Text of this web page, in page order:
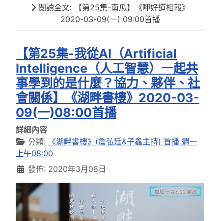
閱讀全文: 【第25集-南瓜】《呷好道相報》
2020-03-09(一) 09:00首播
【第25集-我從AI（Artificial
Intelligence（人工智慧）一起共
事學到的是什麼？協力、夥伴、社
會關係】《湖畔書樓》2020-03-
09(一)08:00首播
詳細內容
分類:
《湖畔書樓》(詹弘廷&子鑫主持) 首播 週一
上午08:00
發佈: 2020年3月08日